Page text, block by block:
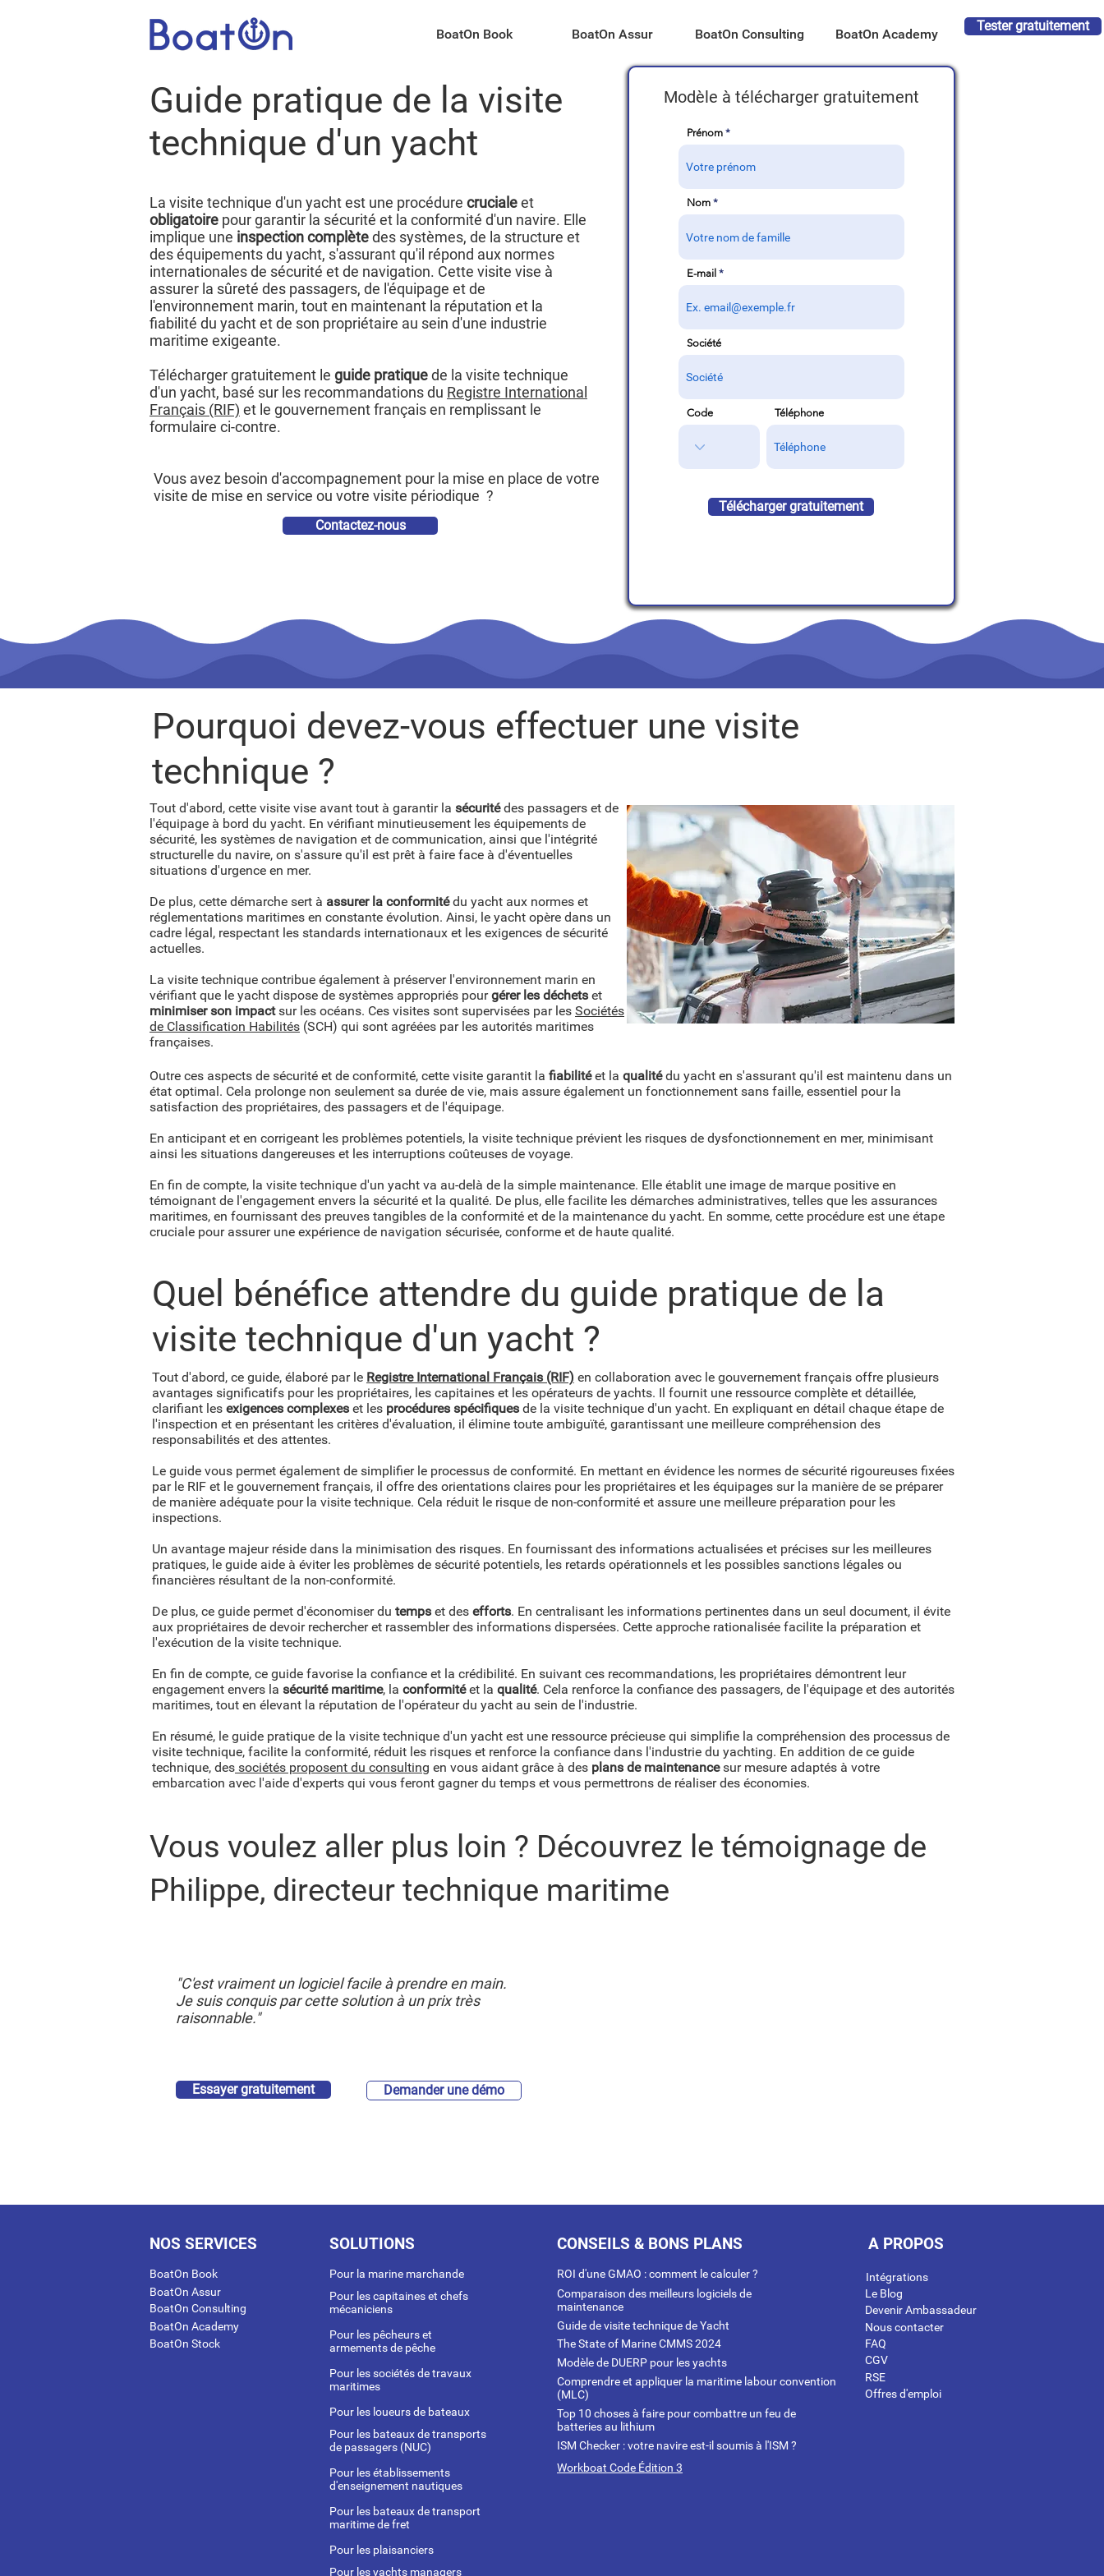
BoatOn Book BoatOn Assur BoatOn Consulting BoatOn Academy
Tester gratuitement
Guide pratique de la visite
technique d'un yacht
La visite technique d'un yacht est une procédure crucialeet
obligatoire pour garantir la sécurité et la conformité d'un navire. Elle
implique une inspection complètedes systèmes, de la structure et
des équipements du yacht, s'assurant qu'il répond aux normes
internationales de sécurité et de navigation. Cette visite vise à
assurer la sûreté des passagers, de l'équipage et de
l'environnement marin, tout en maintenant la réputation et la
fiabilité du yacht et de son propriétaire au sein d'une industrie
maritime exigeante.
Télécharger gratuitement le guide pratiquede la visite technique
d'un yacht, basé sur les recommandations du Registre International
Français (RIF) et le gouvernement français en remplissant le
formulaire ci-contre.
Vous avez besoin d'accompagnement pour la mise en place de votre
visite de mise en service ou votre visite périodique ?
Contactez-nous
Modèle à télécharger gratuitement
Prénom
Nom
E-mail
Société
Code Téléphone
Télécharger gratuitement
Pourquoi devez-vous effectuer une visite
technique ?
Tout d'abord, cette visite vise avant tout à garantir la sécuritédes passagers et de
l'équipage à bord du yacht. En vérifiant minutieusement les équipements de
sécurité, les systèmes de navigation et de communication, ainsi que l'intégrité
structurelle du navire, on s'assure qu'il est prêt à faire face à d'éventuelles
situations d'urgence en mer.
De plus, cette démarche sert à assurer la conformitédu yacht aux normes et
réglementations maritimes en constante évolution. Ainsi, le yacht opère dans un
cadre légal, respectant les standards internationaux et les exigences de sécurité
actuelles.
La visite technique contribue également à préserver l'environnement marin en
vérifiant que le yacht dispose de systèmes appropriés pourgérer les déchets et
minimiser son impactsur les océans. Ces visites sont supervisées par les Sociétés
de Classification Habilités (SCH) qui sont agréées par les autorités maritimes
françaises.
Outre ces aspects de sécurité et de conformité, cette visite garantit la fiabilitéet la qualitédu yacht en s'assurant qu'il est maintenu dans un
état optimal. Cela prolonge non seulement sa durée de vie, mais assure également un fonctionnement sans faille, essentiel pour la
satisfaction des propriétaires, des passagers et de l'équipage.
En anticipant et en corrigeant les problèmes potentiels, la visite technique prévient les risques de dysfonctionnement en mer, minimisant
ainsi les situations dangereuses et les interruptions coûteuses de voyage.
En fin de compte, la visite technique d'un yacht va au-delà de la simple maintenance. Elle établit une image de marque positive en
témoignant de l'engagement envers la sécurité et la qualité. De plus, elle facilite les démarches administratives, telles que les assurances
maritimes, en fournissant des preuves tangibles de la conformité et de la maintenance du yacht. En somme, cette procédure est une étape
cruciale pour assurer une expérience de navigation sécurisée, conforme et de haute qualité.
Quel bénéfice attendre du guide pratique de la
visite technique d'un yacht ?
Tout d'abord, ce guide, élaboré par le Registre International Français (RIF) en collaboration avec le gouvernement français offre plusieurs
avantages significatifs pour les propriétaires, les capitaines et les opérateurs de yachts. Il fournit une ressource complète et détaillée,
clarifiant les exigences complexes et les procédures spécifiques de la visite technique d'un yacht. En expliquant en détail chaque étape de
l'inspection et en présentant les critères d'évaluation, il élimine toute ambiguïté, garantissant une meilleure compréhension des
responsabilités et des attentes.
Le guide vous permet également de simplifier le processus de conformité. En mettant en évidence les normes de sécurité rigoureuses fixées
par le RIF et le gouvernement français, il offre des orientations claires pour les propriétaires et les équipages sur la manière de se préparer
de manière adéquate pour la visite technique. Cela réduit le risque de non-conformité et assure une meilleure préparation pour les
inspections.
Un avantage majeur réside dans la minimisation des risques. En fournissant des informations actualisées et précises sur les meilleures
pratiques, le guide aide à éviter les problèmes de sécurité potentiels, les retards opérationnels et les possibles sanctions légales ou
financières résultant de la non-conformité.
De plus, ce guide permet d'économiser du temps et des efforts. En centralisant les informations pertinentes dans un seul document, il évite
aux propriétaires de devoir rechercher et rassembler des informations dispersées. Cette approche rationalisée facilite la préparation et
l'exécution de la visite technique.
En fin de compte, ce guide favorise la confiance et la crédibilité. En suivant ces recommandations, les propriétaires démontrent leur
engagement envers la sécurité maritime, la conformitéet la qualité. Cela renforce la confiance des passagers, de l'équipage et des autorités
maritimes, tout en élevant la réputation de l'opérateur du yacht au sein de l'industrie.
En résumé, le guide pratique de la visite technique d'un yacht est une ressource précieuse qui simplifie la compréhension des processus de
visite technique, facilite la conformité, réduit les risques et renforce la confiance dans l'industrie du yachting. En addition de ce guide
technique, des sociétés proposent du consulting en vous aidant grâce à des plans de maintenancesur mesure adaptés à votre
embarcation avec l'aide d'experts qui vous feront gagner du temps et vous permettrons de réaliser des économies.
Vous voulez aller plus loin ? Découvrez le témoignage de
Philippe, directeur technique maritime
"C'est vraiment un logiciel facile à prendre en main.
Je suis conquis par cette solution à un prix très
raisonnable."
Essayer gratuitement Demander une démo
NOS SERVICES
BoatOn Book
BoatOn Assur
BoatOn Consulting
BoatOn Academy
BoatOn Stock
SOLUTIONS
Pour la marine marchande
Pour les capitaines et chefs
mécaniciens
Pour les pêcheurs et
armements de pêche
Pour les sociétés de travaux
maritimes
Pour les loueurs de bateaux
Pour les bateaux de transports
de passagers (NUC)
Pour les établissements
d'enseignement nautiques
Pour les bateaux de transport
maritime de fret
Pour les plaisanciers
Pour les yachts managers
CONSEILS & BONS PLANS
ROI d'une GMAO : comment le calculer ?
Comparaison des meilleurs logiciels de
maintenance
Guide de visite technique de Yacht
The State of Marine CMMS 2024
Modèle de DUERP pour les yachts
Comprendre et appliquer la maritime labour convention
(MLC)
Top 10 choses à faire pour combattre un feu de
batteries au lithium
ISM Checker : votre navire est-il soumis à l'ISM ?
Workboat Code Édition 3
A PROPOS
Intégrations
Le Blog
Devenir Ambassadeur
Nous contacter
FAQ
CGV
RSE
Offres d'emploi